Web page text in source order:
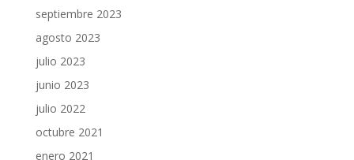
septiembre 2023
agosto 2023
julio 2023
junio 2023
julio 2022
octubre 2021
enero 2021